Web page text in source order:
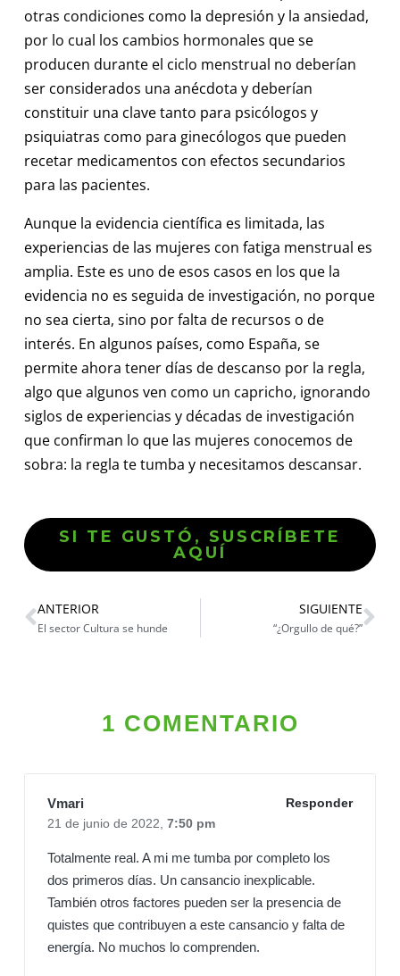
otras condiciones como la depresión y la ansiedad,
por lo cual los cambios hormonales que se
producen durante el ciclo menstrual no deberían
ser considerados una anécdota y deberían
constituir una clave tanto para psicólogos y
psiquiatras como para ginecólogos que pueden
recetar medicamentos con efectos secundarios
para las pacientes.
Aunque la evidencia científica es limitada, las
experiencias de las mujeres con fatiga menstrual es
amplia. Este es uno de esos casos en los que la
evidencia no es seguida de investigación, no porque
no sea cierta, sino por falta de recursos o de
interés. En algunos países, como España, se
permite ahora tener días de descanso por la regla,
algo que algunos ven como un capricho, ignorando
siglos de experiencias y décadas de investigación
que confirman lo que las mujeres conocemos de
sobra: la regla te tumba y necesitamos descansar.
SI TE GUSTÓ, SUSCRÍBETE
AQUÍ
ANTERIOR
El sector Cultura se hunde
SIGUIENTE
“¿Orgullo de qué?”
1 COMENTARIO
Vmari
Responder
21 de junio de 2022, 7:50 pm
Totalmente real. A mi me tumba por completo los
dos primeros días. Un cansancio inexplicable.
También otros factores pueden ser la presencia de
quistes que contribuyen a este cansancio y falta de
energía. No muchos lo comprenden.